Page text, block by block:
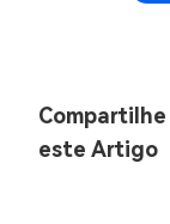
Compartilhe
este Artigo